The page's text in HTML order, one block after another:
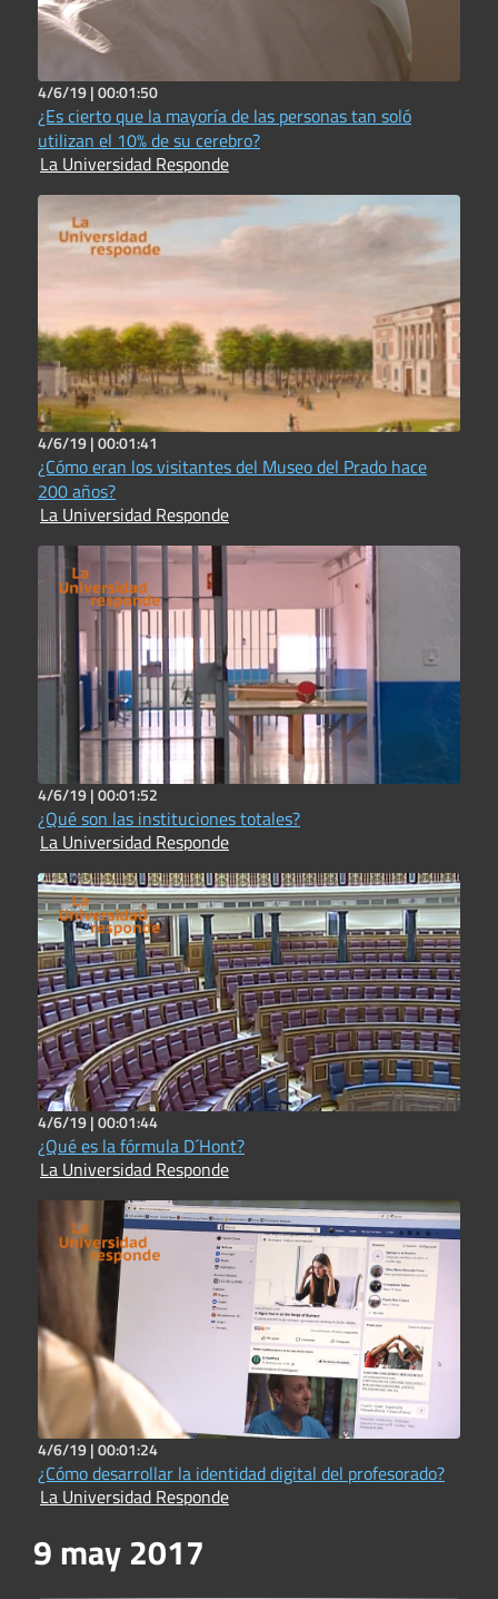
4/6/19 |00:01:50
¿Es cierto que la mayoría de las personas tan soló
utilizan el 10% de su cerebro?
La Universidad Responde
4/6/19 |00:01:41
¿Cómo eran los visitantes del Museo del Prado hace
200 años?
La Universidad Responde
4/6/19 |00:01:52
¿Qué son las instituciones totales?
La Universidad Responde
4/6/19 |00:01:44
¿Qué es la fórmula D´Hont?
La Universidad Responde
4/6/19 |00:01:24
¿Cómo desarrollar la identidad digital del profesorado?
La Universidad Responde
9 may 2017